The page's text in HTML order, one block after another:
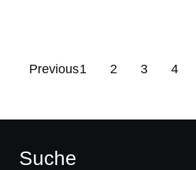
Previous1 2 3 4
Suche